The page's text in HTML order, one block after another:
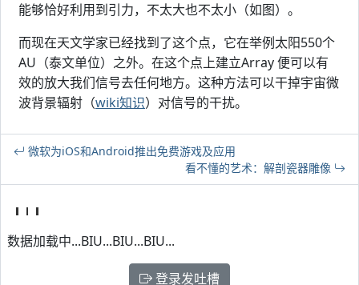
能够恰好利用到引力，不太大也不太小（如图）。
而现在天文学家已经找到了这个点，它在举例太阳550个
AU（泰文单位）之外。在这个点上建立Array 便可以有
效的放大我们信号去任何地方。这种方法可以干掉宇宙微
波背景辐射（wiki知识）对信号的干扰。
微软为iOS和Android推出免费游戏及应用
看不懂的艺术：解剖瓷器雕像
数据加载中...BIU...BIU...BIU...
登录发吐槽